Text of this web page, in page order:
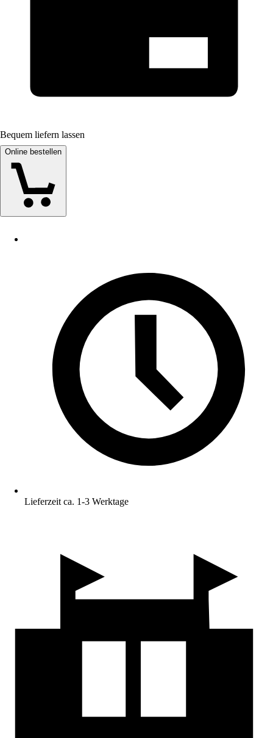
Bequem liefern lassen
Online bestellen
Lieferzeit ca. 1-3 Werktage